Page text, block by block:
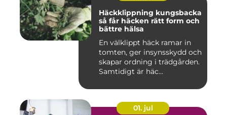
Häckklippning kungsbacka
så får häcken rätt form och
bättre hälsa
En välklippt häck ramar in
tomten, ger insynsskydd och
skapar ordning i trädgården.
Samtidigt är häc...
01. jul